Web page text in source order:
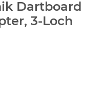
Dartboard
3-Loch